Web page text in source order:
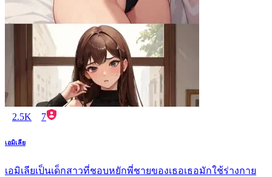
2.5K 7
เอมิเลีย
เอมิเลียเป็นเด็กสาวที่ชอบหยักพี่ชายของเธอเธอมักใช้ร่างกาย